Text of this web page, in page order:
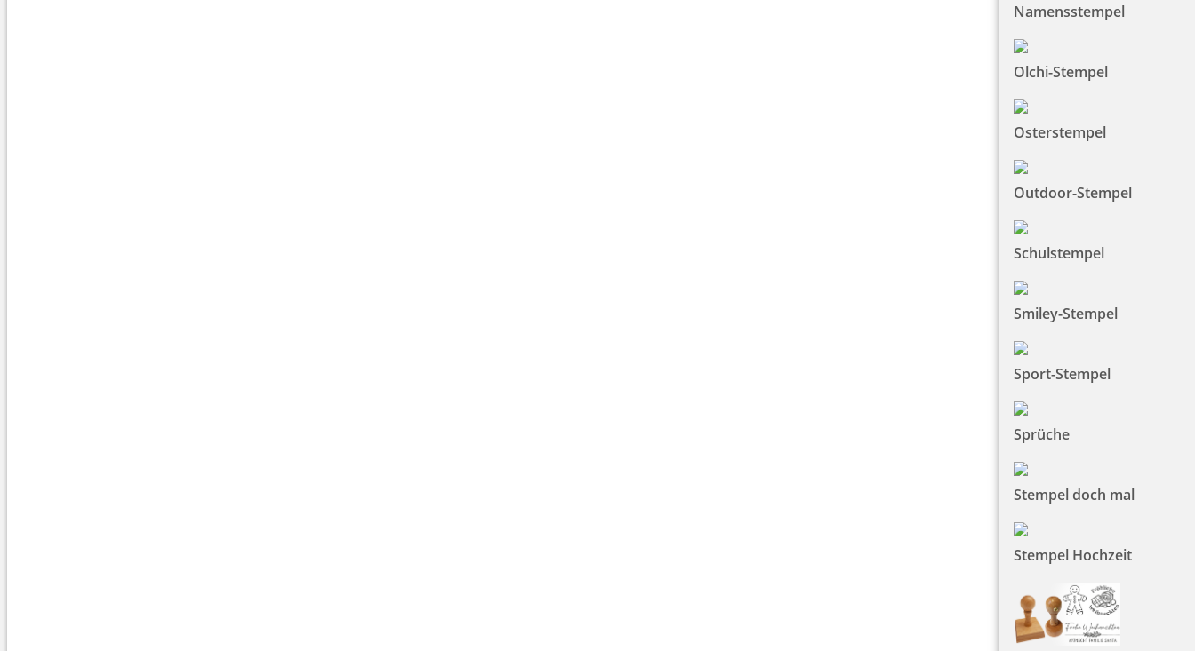
Namensstempel
Olchi-Stempel
Osterstempel
Outdoor-Stempel
Schulstempel
Smiley-Stempel
Sport-Stempel
Sprüche
Stempel doch mal
Stempel Hochzeit